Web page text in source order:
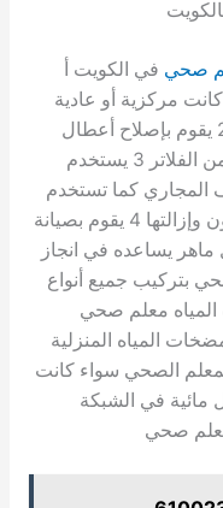
صحي في الكويت أ
مركزية أو عادية
ويؤكد أن التركيب مائة بالمائة صحيح 2 يقوم بإصلاح أعطال
مضخات المياه وتركيب أنواع مختلفة من الفلاتر 3 يستخدم
المجاري كما تستخدم
مواد كيميائية تساعد على تكسير الدهون وإزالتها 4 يقوم بصيانة
يساعده في انجاز
المعلم صحي بتركيب جميع أنواع
المياه معلم صحي
المياه المنزلية
الصحي سواء كانت
مائية في الشبكة
صحي